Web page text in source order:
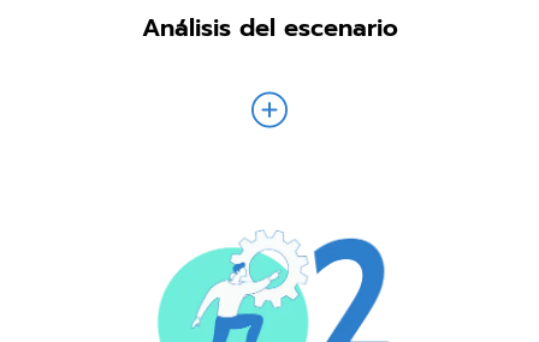
Análisis del escenario